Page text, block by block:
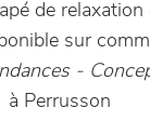
de
sur
-
à Perrusson